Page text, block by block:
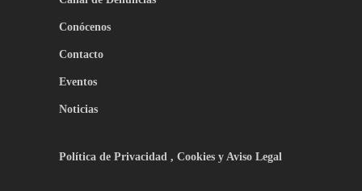
Conócenos
Contacto
Eventos
Noticias
Política de Privacidad , Cookies y Aviso Legal